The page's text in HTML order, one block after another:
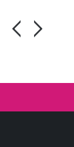
Chlapi, moc
Honza Pánka,